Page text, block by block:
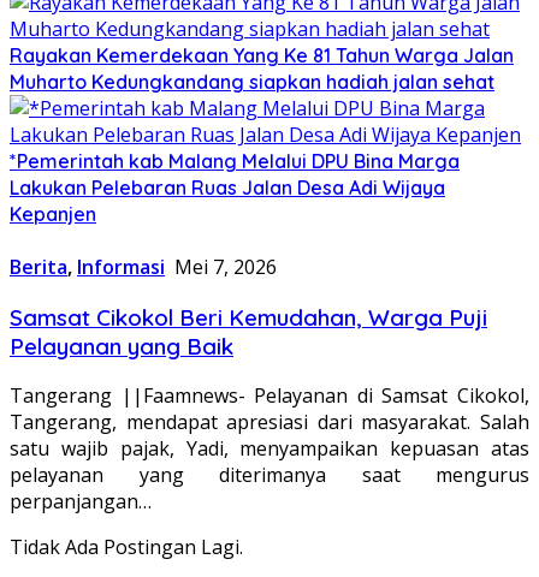
Rayakan Kemerdekaan Yang Ke 81 Tahun Warga Jalan
Muharto Kedungkandang siapkan hadiah jalan sehat
*Pemerintah kab Malang Melalui DPU Bina Marga
Lakukan Pelebaran Ruas Jalan Desa Adi Wijaya
Kepanjen
Berita, Informasi Mei 7, 2026
Samsat Cikokol Beri Kemudahan, Warga Puji
Pelayanan yang Baik
Tangerang ||Faamnews- Pelayanan di Samsat Cikokol,
Tangerang, mendapat apresiasi dari masyarakat. Salah
satu wajib pajak, Yadi, menyampaikan kepuasan atas
pelayanan yang diterimanya saat mengurus
perpanjangan…
Tidak Ada Postingan Lagi.